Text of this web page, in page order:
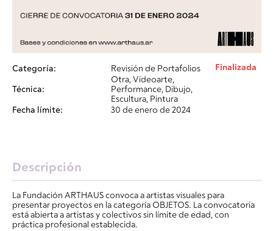
Categoría: Revisión de Portafolios
Técnica:
Otra, Videoarte,
Performance, Dibujo,
Escultura, Pintura
Fecha límite:
30 de enero de 2024
Finalizada
Descripción
La Fundación ARTHAUS convoca a artistas visuales para
presentar proyectos en la categoría OBJETOS. La convocatoria
está abierta a artistas y colectivos sin límite de edad, con
práctica profesional establecida.